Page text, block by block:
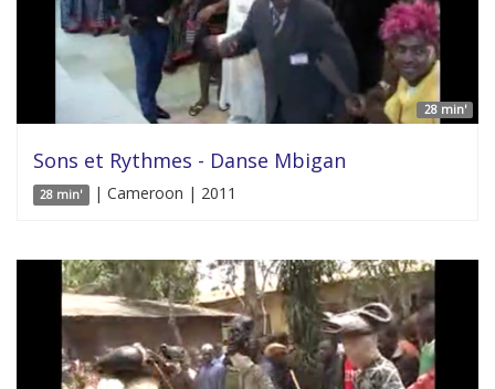
28 min'
Sons et Rythmes - Danse Mbigan
28 min' | Cameroon | 2011